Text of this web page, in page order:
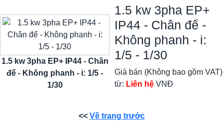
1.5 kw 3pha EP+ IP44 - Chân
đế - Không phanh - i: 1/5 -
1/30
1.5 kw 3pha EP+
IP44 - Chân đế -
Không phanh - i:
1/5 - 1/30
Giá bán (Không bao gồm VAT)
từ: Liên hệ VNĐ
<< Về trang trước